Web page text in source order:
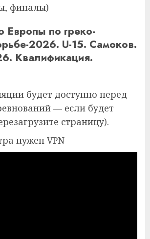
финалы)
Европы по греко-
2026. U-15. Самоков.
Квалификация.
будет доступно перед
— если будет
страницу).
нужен VPN